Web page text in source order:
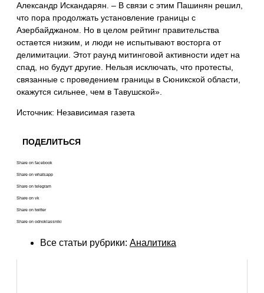
Александр Искандарян. – В связи с этим Пашинян решил,
что пора продолжать установление границы с
Азербайджаном. Но в целом рейтинг правительства
остается низким, и люди не испытывают восторга от
делимитации. Этот раунд митинговой активности идет на
спад, но будут другие. Нельзя исключать, что протесты,
связанные с проведением границы в Сюникской области,
окажутся сильнее, чем в Тавушской».
Источник: Независимая газета
ПОДЕЛИТЬСЯ
Share on facebook
Share on whatsapp
Share on telegram
Share on vk
Share on twitter
Share on odnoklassniki
Все статьи рубрики: Аналитика